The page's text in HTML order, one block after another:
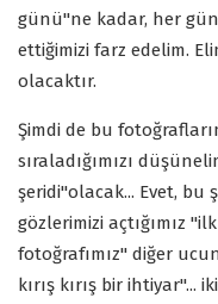
günü"ne kadar, her
ettiğimizi farz edelim.
olacaktır.
Şimdi de bu
sıraladığımızı
şeridi"olacak... Evet,
gözlerimizi açtığımız
fotoğrafımız" diğer
kırış kırış bir ihtiyar"...